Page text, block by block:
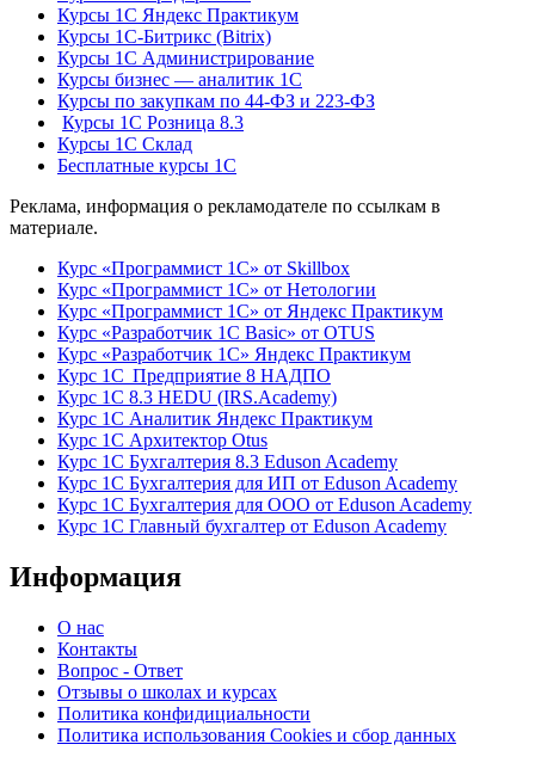
Курсы 1С Яндекс Практикум
Курсы 1С-Битрикс (Bitrix)
Курсы 1С Администрирование
Курсы бизнес — аналитик 1С
Курсы по закупкам по 44‑ФЗ и 223‑ФЗ
Курсы 1С Розница 8.3
Курсы 1С Склад
Бесплатные курсы 1С
Реклама, информация о рекламодателе по ссылкам в
материале.
Курс «Программист 1С» от Skillbox
Курс «Программист 1С» от Нетологии
Курс «Программист 1С» от Яндекс Практикум
Курс «Разработчик 1С Basic» от OTUS
Курс «Разработчик 1С» Яндекс Практикум
Курс 1С Предприятие 8 НАДПО
Курс 1С 8.3 HEDU (IRS.Academy)
Курс 1С Аналитик Яндекс Практикум
Курс 1С Архитектор Otus
Курс 1С Бухгалтерия 8.3 Eduson Academy
Курс 1С Бухгалтерия для ИП от Eduson Academy
Курс 1С Бухгалтерия для ООО от Eduson Academy
Курс 1С Главный бухгалтер от Eduson Academy
Информация
О нас
Контакты
Вопрос - Ответ
Отзывы о школах и курсах
Политика конфидициальности
Политика использования Cookies и сбор данных